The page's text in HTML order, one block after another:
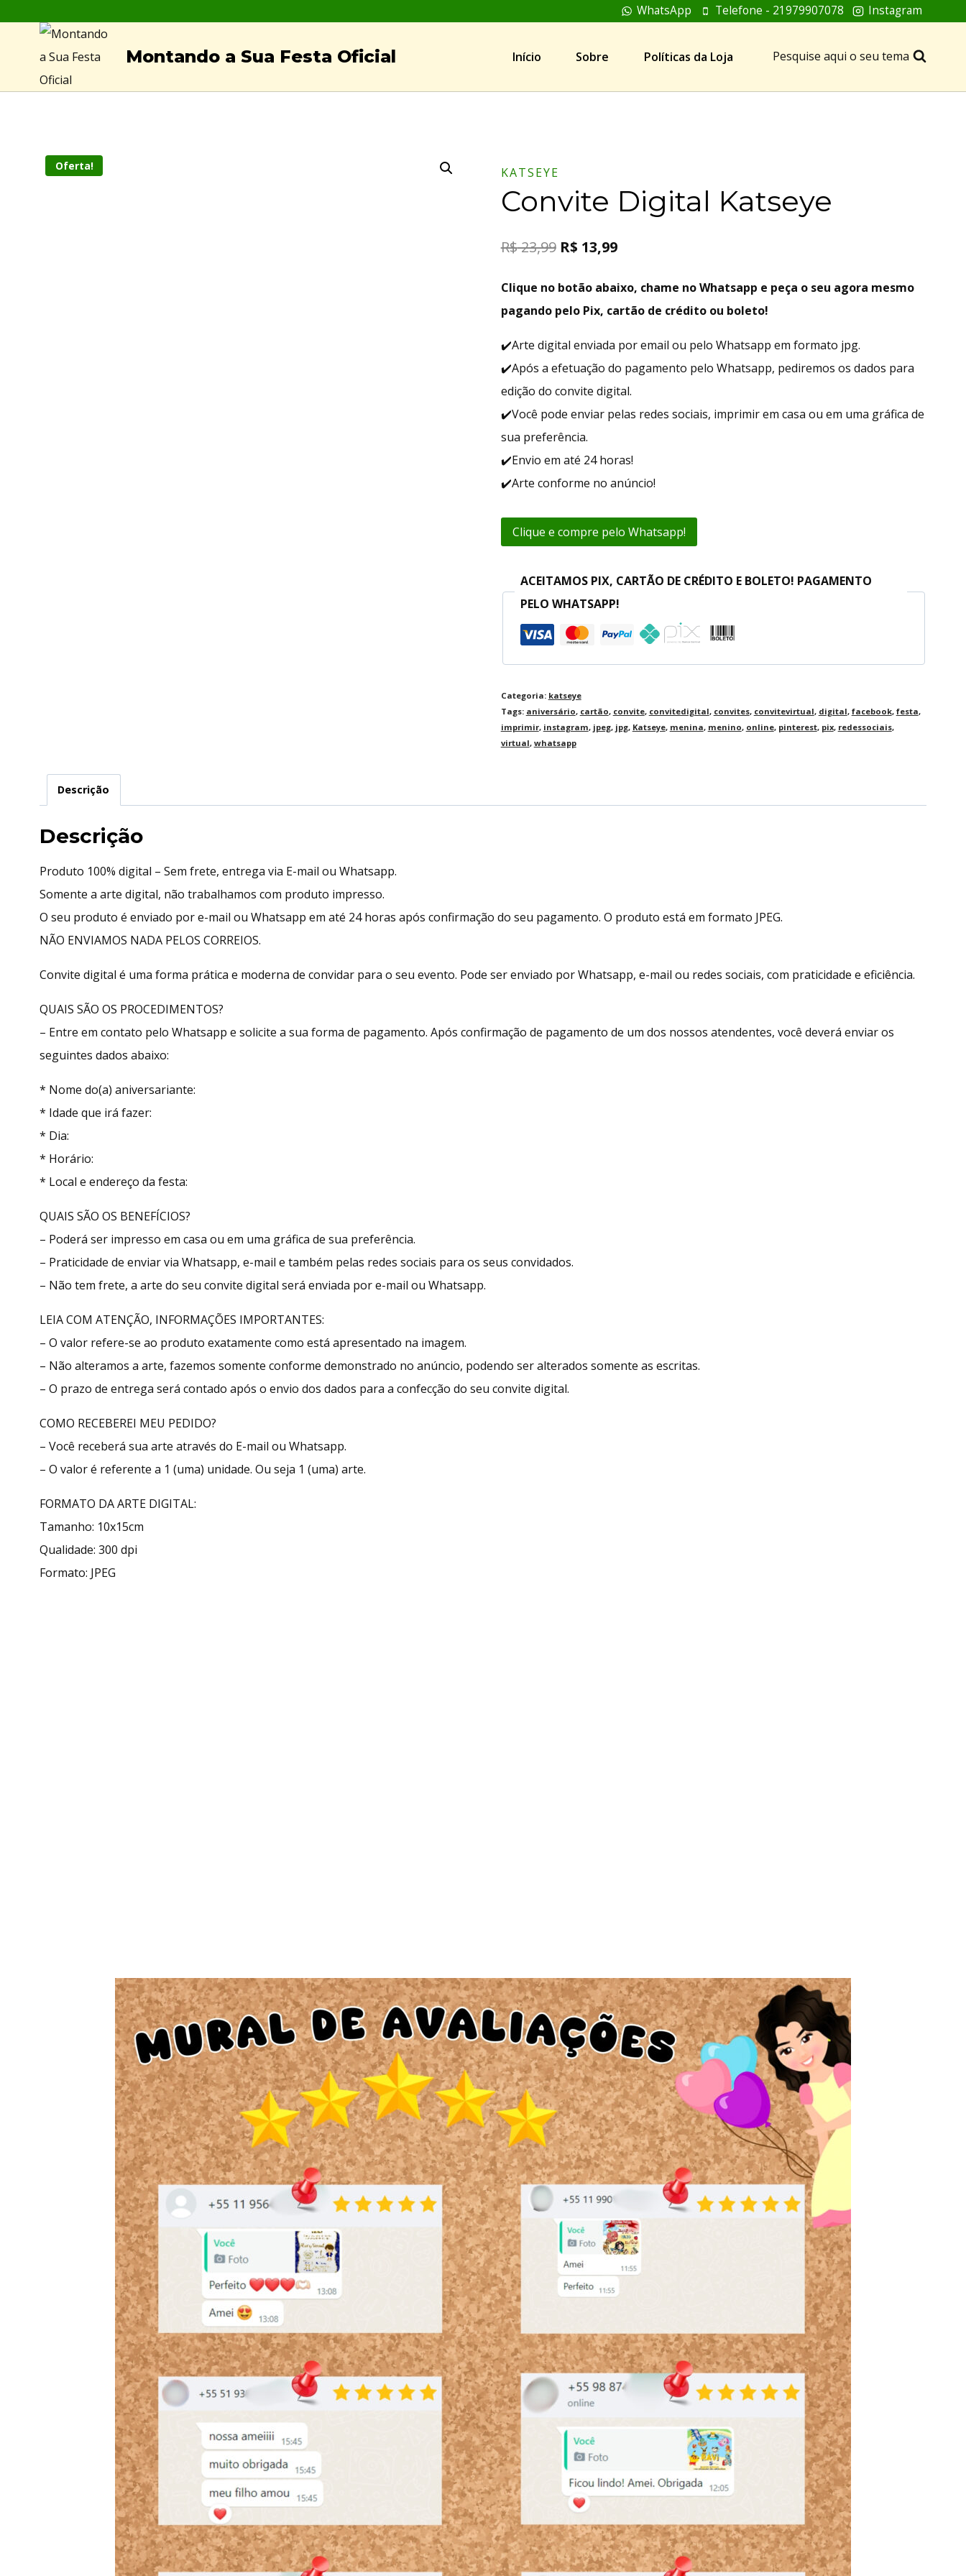
content
WhatsApp Telefone - 21979907078 Instagram
Montando a Sua Festa Oficial Início Sobre Políticas da Loja Pesquise aqui o seu tema
Oferta! KATSEYE
Convite Digital Katseye
R$23,99 R$ 13,99
Clique no botão abaixo, chame no Whatsapp e peça o seu agora mesmo
pagando pelo Pix, cartão de crédito ou boleto!
✔️Arte digital enviada por email ou pelo Whatsapp em formato jpg.
✔️Após a efetuação do pagamento pelo Whatsapp, pediremos os dados para
edição do convite digital.
✔️Você pode enviar pelas redes sociais, imprimir em casa ou em uma gráfica de
sua preferência.
✔️Envio em até 24 horas!
✔️Arte conforme no anúncio!
Clique e compre pelo Whatsapp!
ACEITAMOS PIX, CARTÃO DE CRÉDITO E BOLETO! PAGAMENTO
PELO WHATSAPP!
Categoria: katseye
Tags: aniversário, cartão, convite, convitedigital, convites, convitevirtual, digital, facebook, festa,
imprimir, instagram, jpeg, jpg, Katseye, menina, menino, online, pinterest, pix, redessociais,
virtual, whatsapp
Descrição
Descrição
Produto 100% digital – Sem frete, entrega via E-mail ou Whatsapp.
Somente a arte digital, não trabalhamos com produto impresso.
O seu produto é enviado por e-mail ou Whatsapp em até 24 horas após confirmação do seu pagamento. O produto está em formato JPEG.
NÃO ENVIAMOS NADA PELOS CORREIOS.
Convite digital é uma forma prática e moderna de convidar para o seu evento. Pode ser enviado por Whatsapp, e-mail ou redes sociais, com praticidade e eficiência.
QUAIS SÃO OS PROCEDIMENTOS?
– Entre em contato pelo Whatsapp e solicite a sua forma de pagamento. Após confirmação de pagamento de um dos nossos atendentes, você deverá enviar os
seguintes dados abaixo:
* Nome do(a) aniversariante:
* Idade que irá fazer:
* Dia:
* Horário:
* Local e endereço da festa:
QUAIS SÃO OS BENEFÍCIOS?
– Poderá ser impresso em casa ou em uma gráfica de sua preferência.
– Praticidade de enviar via Whatsapp, e-mail e também pelas redes sociais para os seus convidados.
– Não tem frete, a arte do seu convite digital será enviada por e-mail ou Whatsapp.
LEIA COM ATENÇÃO, INFORMAÇÕES IMPORTANTES:
– O valor refere-se ao produto exatamente como está apresentado na imagem.
– Não alteramos a arte, fazemos somente conforme demonstrado no anúncio, podendo ser alterados somente as escritas.
– O prazo de entrega será contado após o envio dos dados para a confecção do seu convite digital.
COMO RECEBEREI MEU PEDIDO?
– Você receberá sua arte através do E-mail ou Whatsapp.
– O valor é referente a 1 (uma) unidade. Ou seja 1 (uma) arte.
FORMATO DA ARTE DIGITAL:
Tamanho: 10x15cm
Qualidade: 300 dpi
Formato: JPEG